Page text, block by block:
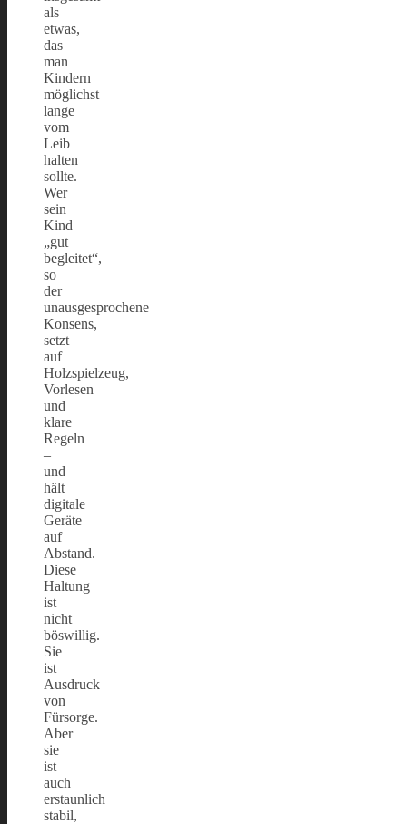
als
etwas,
das
man
Kindern
möglichst
lange
vom
Leib
halten
sollte.
Wer
sein
Kind
„gut
begleitet“,
so
der
unausgesprochene
Konsens,
setzt
auf
Holzspielzeug,
Vorlesen
und
klare
Regeln
–
und
hält
digitale
Geräte
auf
Abstand.
Diese
Haltung
ist
nicht
böswillig.
Sie
ist
Ausdruck
von
Fürsorge.
Aber
sie
ist
auch
erstaunlich
stabil,